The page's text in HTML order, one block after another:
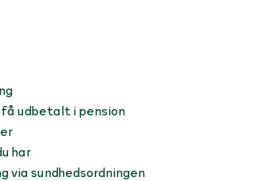
udbetalt i pension
har
via sundhedsordningen